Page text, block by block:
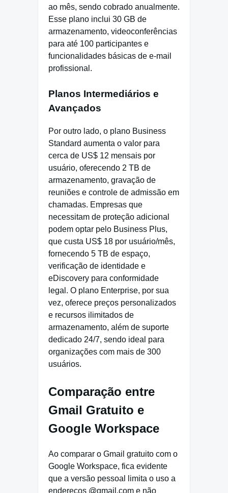
ao mês, sendo cobrado anualmente.
Esse plano inclui 30 GB de
armazenamento, videoconferências
para até 100 participantes e
funcionalidades básicas de e-mail
profissional.
Planos Intermediários e
Avançados
Por outro lado, o plano Business
Standard aumenta o valor para
cerca de US$ 12 mensais por
usuário, oferecendo 2 TB de
armazenamento, gravação de
reuniões e controle de admissão em
chamadas. Empresas que
necessitam de proteção adicional
podem optar pelo Business Plus,
que custa US$ 18 por usuário/mês,
fornecendo 5 TB de espaço,
verificação de identidade e
eDiscovery para conformidade
legal. O plano Enterprise, por sua
vez, oferece preços personalizados
e recursos ilimitados de
armazenamento, além de suporte
dedicado 24/7, sendo ideal para
organizações com mais de 300
usuários.
Comparação entre
Gmail Gratuito e
Google Workspace
Ao comparar o Gmail gratuito com o
Google Workspace, fica evidente
que a versão pessoal limita o uso a
endereços @gmail.com e não